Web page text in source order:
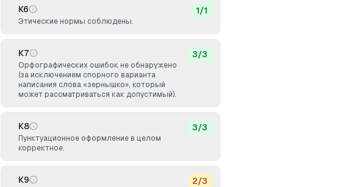
К6
Этические нормы соблюдены.
1/1
К7
Орфографических ошибок не обнаружено
(за исключением спорного варианта
написания слова «зернышко», который
может рассматриваться как допустимый).
3/3
К8
Пунктуационное оформление в целом
корректное.
3/3
К9 2/3